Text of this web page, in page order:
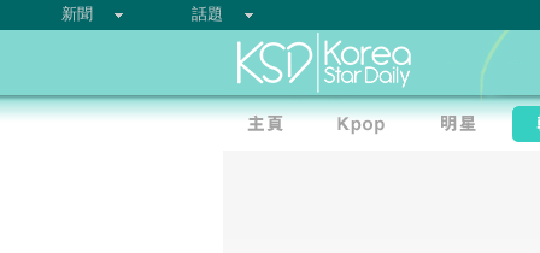
新聞 話題